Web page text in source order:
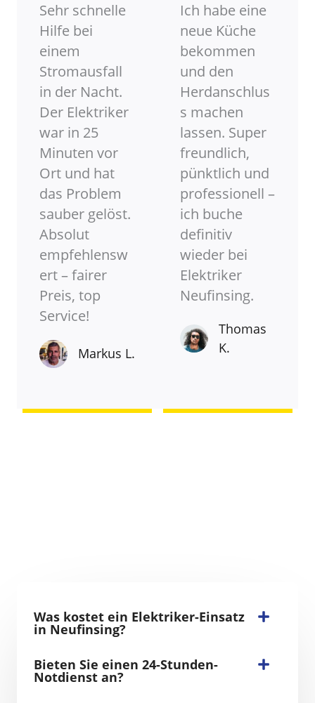
Sehr schnelle
Hilfe bei
einem
Stromausfall
in der Nacht.
Der Elektriker
war in 25
Minuten vor
Ort und hat
das Problem
sauber gelöst.
Absolut
empfehlensw
ert – fairer
Preis, top
Service!
Markus L.
Ich habe eine
neue Küche
bekommen
und den
Herdanschlus
s machen
lassen. Super
freundlich,
pünktlich und
professionell –
ich buche
definitiv
wieder bei
Elektriker
Neufinsing.
Thomas
K.
Was kostet ein Elektriker-Einsatz
in Neufinsing?
Bieten Sie einen 24-Stunden-
Notdienst an?